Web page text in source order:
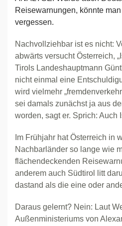
Reisewarnungen, könnte
vergessen.
Nachvollziehbar ist es nicht:
abwärts versucht Österreich,
Tirols Landeshauptmann
nicht einmal eine
wird vielmehr
sei damals zunächst ja aus
worden, sagt er. Sprich: Auch
Im Frühjahr hat Österreich in
Nachbarländer so lange wie
flächendeckenden
anderem auch Südtirol litt
dastand als die eine oder
Daraus gelernt? Nein: Laut
Außenministeriums von